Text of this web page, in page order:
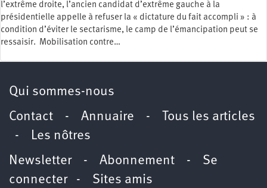
l’extrême droite, l’ancien candidat d’extrême gauche à la
présidentielle appelle à refuser la « dictature du fait accompli » : à
condition d’éviter le sectarisme, le camp de l’émancipation peut se
ressaisir. Mobilisation contre…
Qui sommes-nous
Contact - Annuaire -
Tous les articles
- Les nôtres
Newsletter- Abonnement - Se
connecter- Sites amis